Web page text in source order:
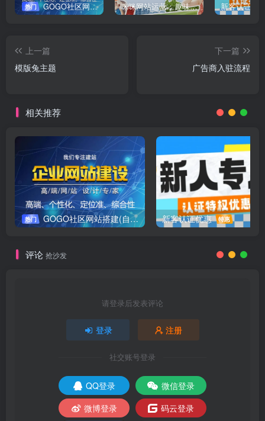
热门 GOGO社区网站搭建(自助服务) 咪咪网站运营：趣味性悄悄飘起的成功风头 新客认证优
上一篇
模版兔主题
下一篇
广告商入驻流程
相关推荐
热门 GOGO社区网站搭建(自助服务) 新客认证优惠 特惠
评论 抢沙发
请登录后发表评论
登录 注册
社交账号登录
QQ登录
微信登录
微博登录
码云登录